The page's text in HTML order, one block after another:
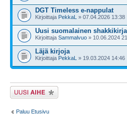
DGT Timeless e-nappulat
Kirjoittaja PekkaL » 07.04.2026 13:38
Uusi suomalainen shakkikirja
Kirjoittaja Sammalvuo » 10.06.2024
Läjä kirjoja
Kirjoittaja PekkaL » 19.03.2024 14:46
Lähetä uusi viesti
Paluu Etusivu